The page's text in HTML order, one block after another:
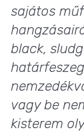
sajátos
black,
vagy be
kisterem